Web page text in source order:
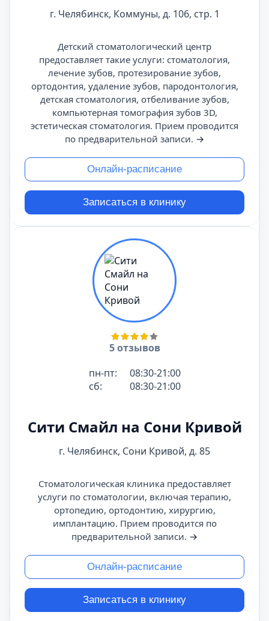
г. Челябинск, Коммуны, д. 106, стр. 1
Детский стоматологический центр
предоставляет такие услуги: стоматология,
лечение зубов, протезирование зубов,
ортодонтия, удаление зубов, пародонтология,
детская стоматология, отбеливание зубов,
компьютерная томография зубов 3D,
эстетическая стоматология. Прием проводится
по предварительной записи. →
Онлайн-расписание
Записаться в клинику
5 отзывов
пн-пт:
08:30-21:00
сб:
08:30-21:00
Сити Смайл на Сони Кривой
г. Челябинск, Сони Кривой, д. 85
Стоматологическая клиника предоставляет
услуги по стоматологии, включая терапию,
ортопедию, ортодонтию, хирургию,
имплантацию. Прием проводится по
предварительной записи. →
Онлайн-расписание
Записаться в клинику